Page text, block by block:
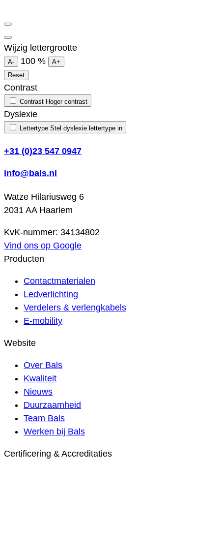
Wijzig lettergrootte
A- 100 %
A+
Reset
Contrast
Contrast Hoger contrast
Dyslexie
Lettertype Stel dyslexie lettertype in
+31 (0)23 547 0947
info@bals.nl
Watze Hilariusweg 6
2031 AA Haarlem
KvK-nummer: 34134802
Vind ons op Google
Producten
Contactmaterialen
Ledverlichting
Verdelers & verlengkabels
E-mobility
Website
Over Bals
Kwaliteit
Nieuws
Duurzaamheid
Team Bals
Werken bij Bals
Certificering & Accreditaties